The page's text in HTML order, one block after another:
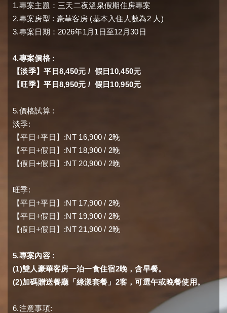
1.專案主題：三天二夜溫泉假期住房專案
2.專案房型 : 豪華客房(基本入住人數為2 人 )
3.專案日期： 2026年1 月 1 日至12 月30日
4.專案價格:
【淡季】平日8,450元 / 假日 10,450元
【旺季】平日8,950元 / 假日 10,950元
5.價格試算:
淡季:
【平日+平日 】 :NT 16,900 / 2晚
【平日+假日 】 :NT 18,900 / 2晚
【假日+假日 】 :NT 20,900 / 2晚
旺季:
【平日+平日 】 :NT 17,900 / 2晚
【平日+假日 】 :NT 19,900 / 2晚
【假日+假日 】 :NT 21,900 / 2晚
5.專案內容:
(1)雙人豪華客房一泊一食住宿2晚，含早餐。
(2)加碼贈送餐廳「綠漾套餐」 2客，可選午或晚餐使用。
6.注意事項: